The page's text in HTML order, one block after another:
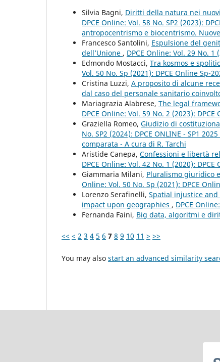
Silvia Bagni, Diritti della natura nei
DPCE Online: Vol. 58 No. SP2 (2023):
antropocentrismo e biocentrismo.
Francesco Santolini, Espulsione del
dell’Unione , DPCE Online: Vol. 29 No. 1
Edmondo Mostacci, Tra kosmos e
Vol. 50 No. Sp (2021): DPCE Online Sp-
Cristina Luzzi, A proposito di alcune
dal caso del personale sanitario
Mariagrazia Alabrese, The legal
DPCE Online: Vol. 59 No. 2 (2023): DPCE
Graziella Romeo, Giudizio di
No. SP2 (2024): DPCE ONLINE - SP1
comparata - A cura di R. Tarchi
Aristide Canepa, Confessioni e libertà
DPCE Online: Vol. 42 No. 1 (2020): DPCE
Giammaria Milani, Pluralismo giuridico
Online: Vol. 50 No. Sp (2021): DPCE
Lorenzo Serafinelli, Spatial injustice
impact upon geographies , DPCE
Fernanda Faini, Big data, algoritmi e
<< < 2 3 4 5 6 7 8 9 10 11 > >>
You may also start an advanced similarity